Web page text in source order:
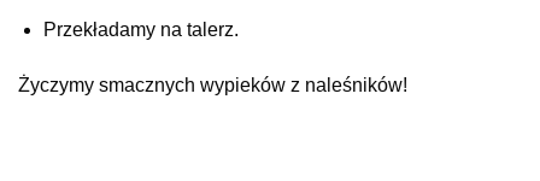
Przekładamy na talerz.
Życzymy smacznych wypieków z naleśników!